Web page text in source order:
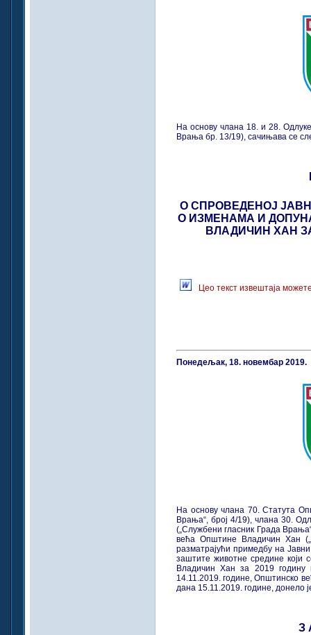
На основу члана 18. и 28.
Врања бр. 13/19), сачињава се
О СПРОВЕДЕНОЈ
О ИЗМЕНАМА И
ВЛАДИЧИН ХАН
Цео текст извештаја
Понедељак, 18. новембар 2019.
На основу члана 70. Статута
Врања“, број 4/19), члана 30.
(„Службени гласник Града
већа Општине Владичин Хан
разматрајући примедбу на
заштите животне средине који
Владичин Хан за 2019 годину
14.11.2019. године, Општинско
дана 15.11.2019. године, донело
З